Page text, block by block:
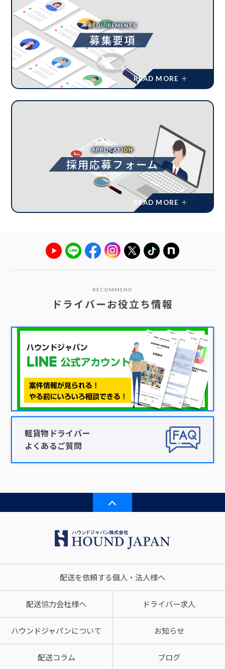
REQUIREMENTS
募集要項
APPLICATION
採用応募フォーム
RECOMMEND
ドライバーお役立ち情報
軽貨物ドライバー
よくあるご質問
配送を依頼する個人・法人様へ
配送協力会社様へ ドライバー求人
ハウンドジャパンについて お知らせ
配送コラム ブログ